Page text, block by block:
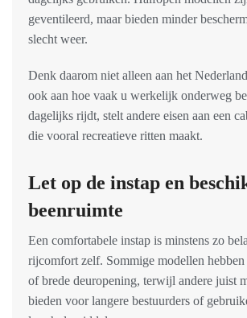
geventileerd, maar bieden minder
slecht weer.
Denk daarom niet alleen aan het
ook aan hoe vaak u werkelijk onderweg
dagelijks rijdt, stelt andere eisen aan een
die vooral recreatieve ritten maakt.
Let op de instap en
beenruimte
Een comfortabele instap is minstens zo
rijcomfort zelf. Sommige modellen hebben
of brede deuropening, terwijl andere juist
bieden voor langere bestuurders of